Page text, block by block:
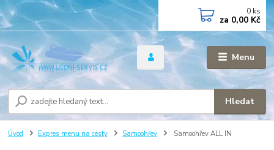
Menu
Hledat
0 ks
za 0,00 Kč
Úvod Expres menu na cesty Samoohřev Samoohřev ALL IN